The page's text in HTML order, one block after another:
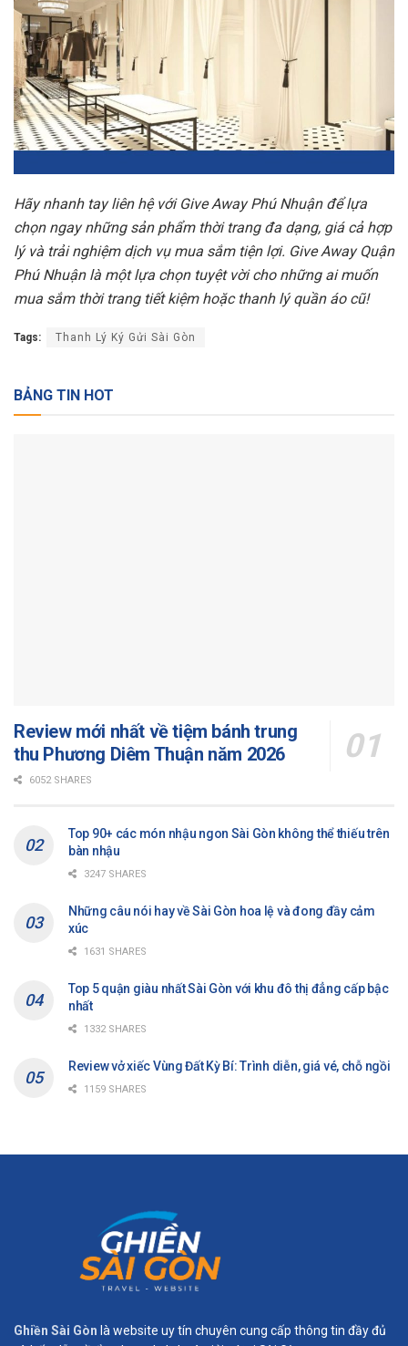
Hãy nhanh tay liên hệ với Give Away Phú Nhuận để lựa
chọn ngay những sản phẩm thời trang đa dạng, giá cả hợp
lý và trải nghiệm dịch vụ mua sắm tiện lợi. Give Away Quận
Phú Nhuận là một lựa chọn tuyệt vời cho những ai muốn
mua sắm thời trang tiết kiệm hoặc thanh lý quần áo cũ!
Tags: Thanh Lý Ký Gửi Sài Gòn
BẢNG TIN HOT
Review mới nhất về tiệm bánh trung
thu Phương Diêm Thuận năm 2026
6052 SHARES
Top 90+ các món nhậu ngon Sài Gòn không thể thiếu trên
bàn nhậu
3247 SHARES
Những câu nói hay về Sài Gòn hoa lệ và đong đầy cảm
xúc
1631 SHARES
Top 5 quận giàu nhất Sài Gòn với khu đô thị đẳng cấp bậc
nhất
1332 SHARES
Review vở xiếc Vùng Đất Kỳ Bí: Trình diễn, giá vé, chỗ ngồi
1159 SHARES
Ghiền Sài Gòn là website uy tín chuyên cung cấp thông tin đầy đủ